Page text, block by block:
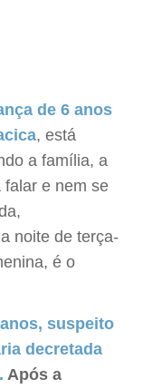
de 6 anos
, está
a família, a
falar e nem se
noite de terça-
é o
suspeito
decretada
Após a